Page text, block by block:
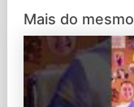
Mais do mesmo